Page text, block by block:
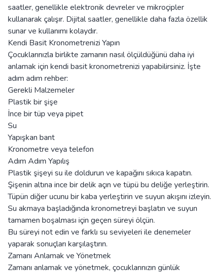
saatler, genellikle elektronik devreler ve mikroçipler
kullanarak çalışır. Dijital saatler, genellikle daha fazla özellik
sunar ve kullanımı kolaydır.
Kendi Basit Kronometrenizi Yapın
Çocuklarınızla birlikte zamanın nasıl ölçüldüğünü daha iyi
anlamak için kendi basit kronometrenizi yapabilirsiniz. İşte
adım adım rehber:
Gerekli Malzemeler
Plastik bir şişe
İnce bir tüp veya pipet
Su
Yapışkan bant
Kronometre veya telefon
Adım Adım Yapılış
Plastik şişeyi su ile doldurun ve kapağını sıkıca kapatın.
Şişenin altına ince bir delik açın ve tüpü bu deliğe yerleştirin.
Tüpün diğer ucunu bir kaba yerleştirin ve suyun akışını izleyin.
Su akmaya başladığında kronometreyi başlatın ve suyun
tamamen boşalması için geçen süreyi ölçün.
Bu süreyi not edin ve farklı su seviyeleri ile denemeler
yaparak sonuçları karşılaştırın.
Zamanı Anlamak ve Yönetmek
Zamanı anlamak ve yönetmek, çocuklarınızın günlük